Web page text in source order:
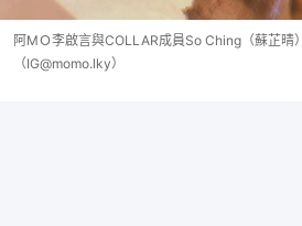
阿MＯ李啟言與COLLAR成員So Ching（蘇芷晴
（IG@momo.lky）